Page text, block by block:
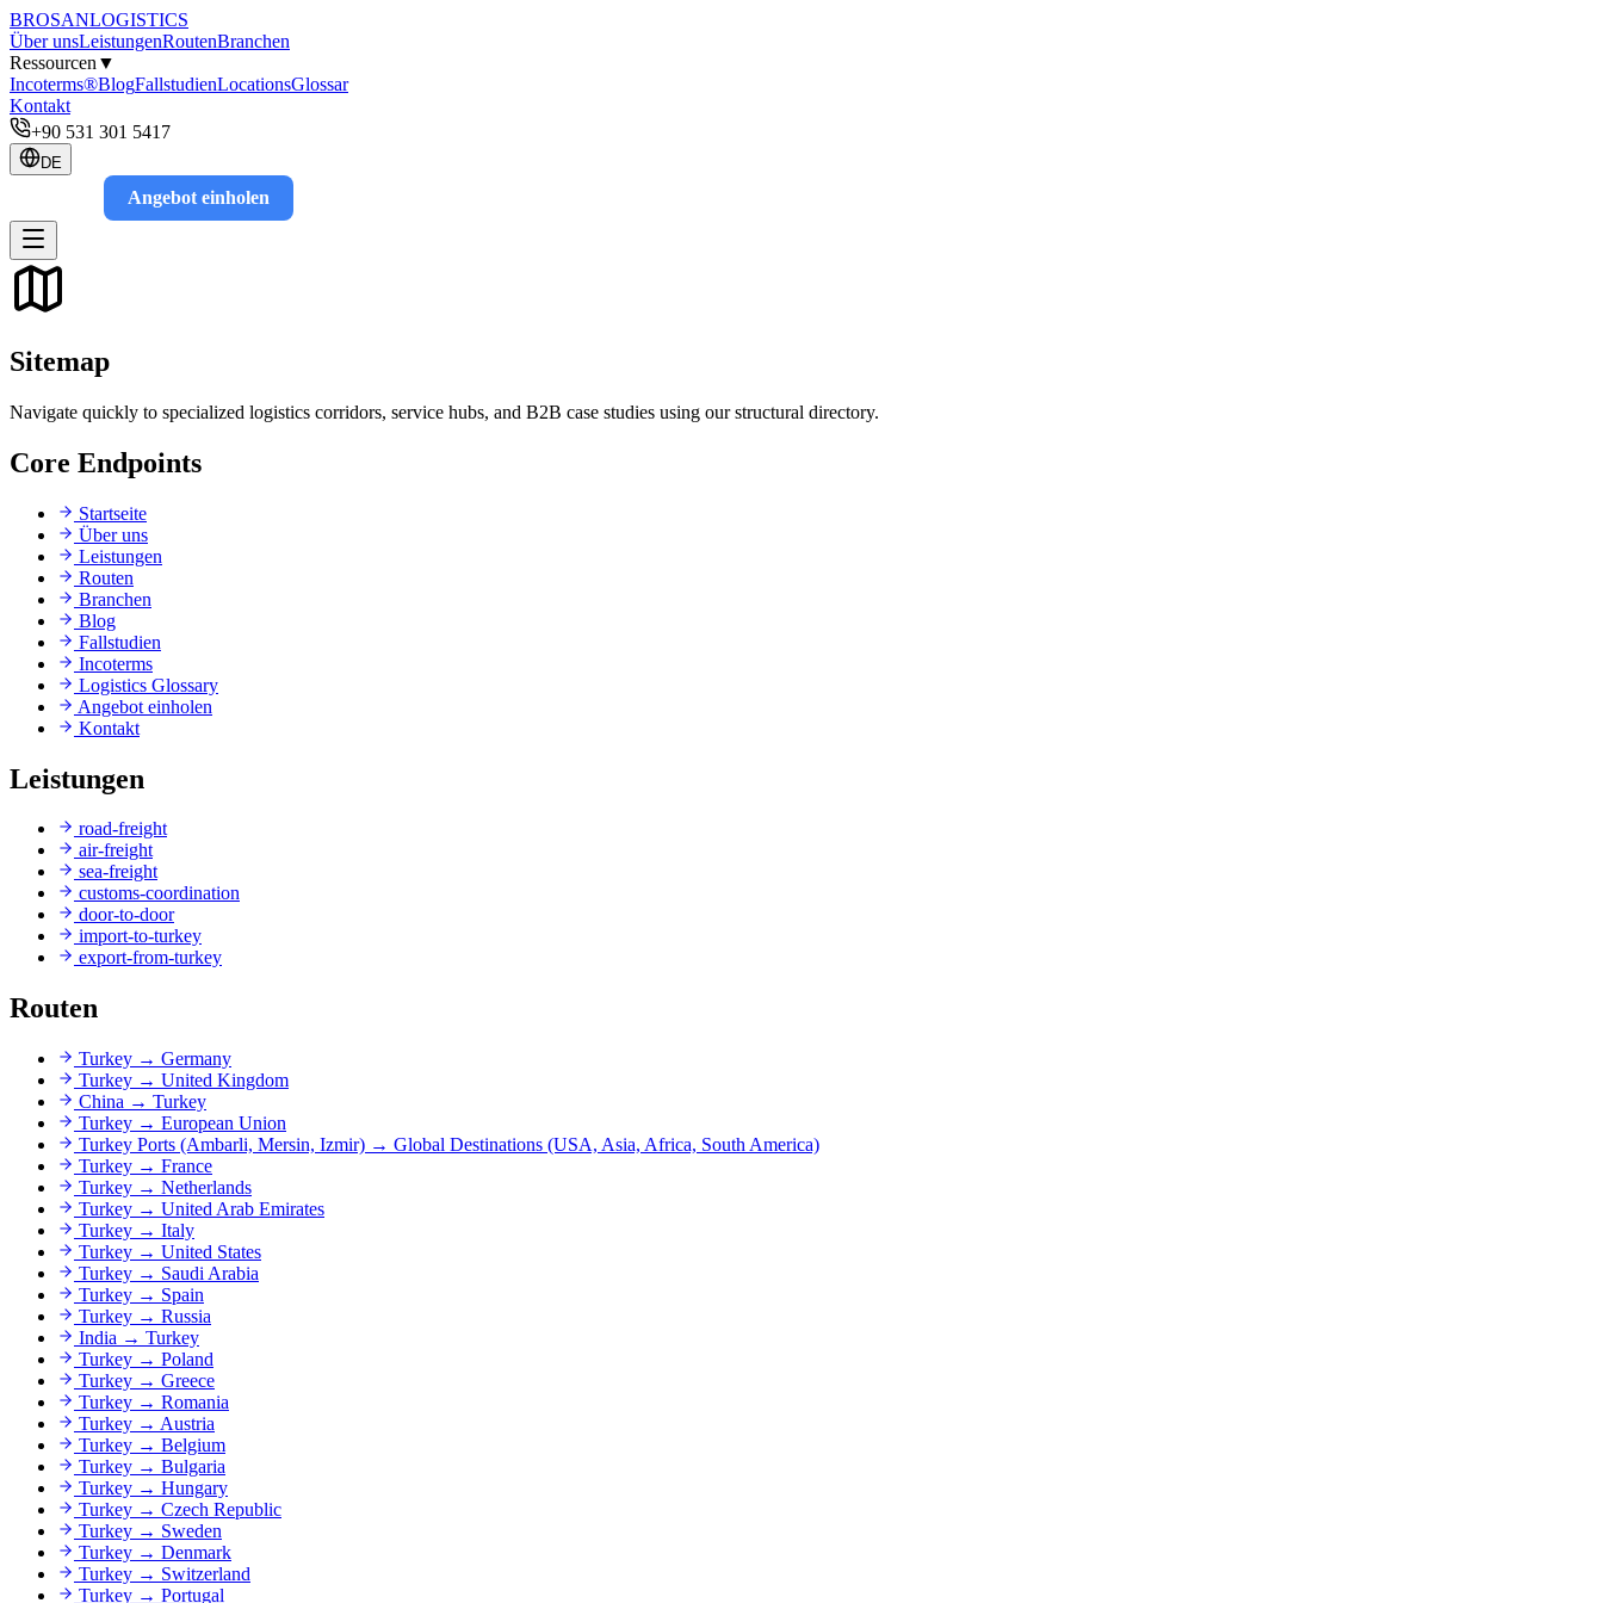
BROSANLOGISTICS
Über unsLeistungenRoutenBranchen
Ressourcen ▼
Incoterms®BlogFallstudienLocationsGlossar
Kontakt
+90 531 301 5417
DE
Angebot einholen
Sitemap
Navigate quickly to specialized logistics corridors, service hubs, and B2B case studies using our structural directory.
Core Endpoints
Startseite
Über uns
Leistungen
Routen
Branchen
Blog
Fallstudien
Incoterms
Logistics Glossary
Angebot einholen
Kontakt
Leistungen
road-freight
air-freight
sea-freight
customs-coordination
door-to-door
import-to-turkey
export-from-turkey
Routen
Turkey → Germany
Turkey → United Kingdom
China → Turkey
Turkey → European Union
Turkey Ports (Ambarli, Mersin, Izmir) → Global Destinations (USA, Asia, Africa, South America)
Turkey → France
Turkey → Netherlands
Turkey → United Arab Emirates
Turkey → Italy
Turkey → United States
Turkey → Saudi Arabia
Turkey → Spain
Turkey → Russia
India → Turkey
Turkey → Poland
Turkey → Greece
Turkey → Romania
Turkey → Austria
Turkey → Belgium
Turkey → Bulgaria
Turkey → Hungary
Turkey → Czech Republic
Turkey → Sweden
Turkey → Denmark
Turkey → Switzerland
Turkey → Portugal